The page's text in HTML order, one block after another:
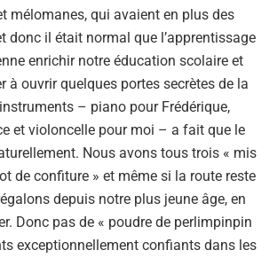
mélomanes, qui avaient en plus des
donc il était normal que l’apprentissage
enrichir notre éducation scolaire et
à ouvrir quelques portes secrètes de la
– piano pour Frédérique,
et violoncelle pour moi – a fait que le
Nous avons tous trois « mis
de confiture » et même si la route reste
depuis notre plus jeune âge, en
Donc pas de « poudre de perlimpinpin
exceptionnellement confiants dans les